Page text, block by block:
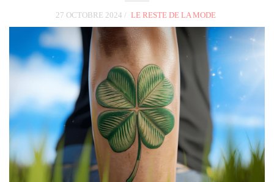
27 OCTOBRE 2024 LE RESTE DE LA MODE